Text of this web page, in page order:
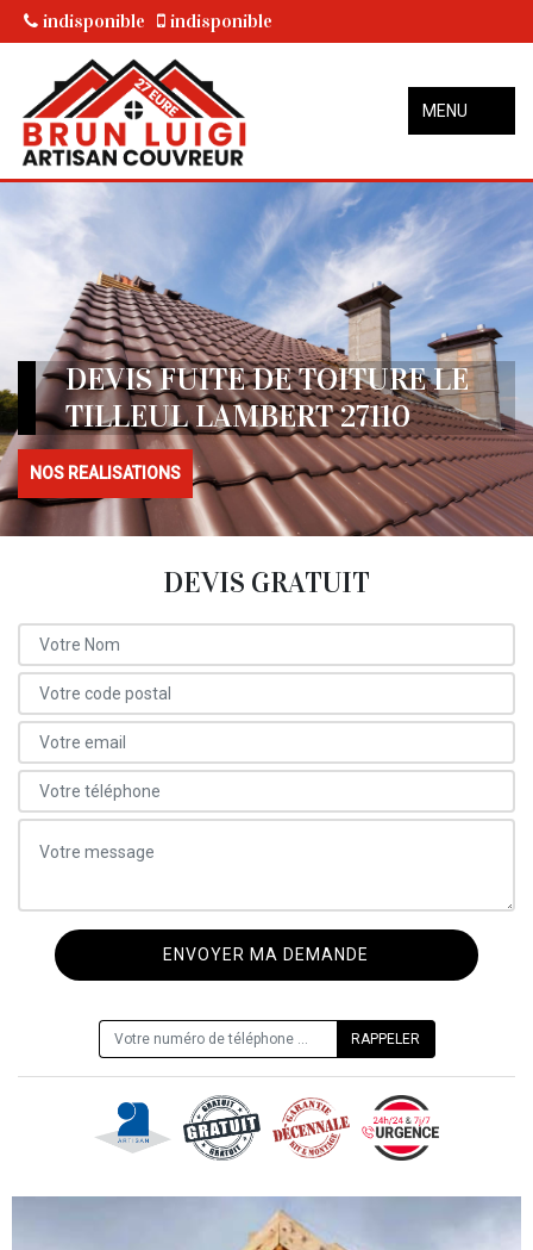
indisponible indisponible
MENU
DEVIS FUITE DE TOITURE LE
TILLEUL LAMBERT 27110
NOS REALISATIONS
DEVIS GRATUIT